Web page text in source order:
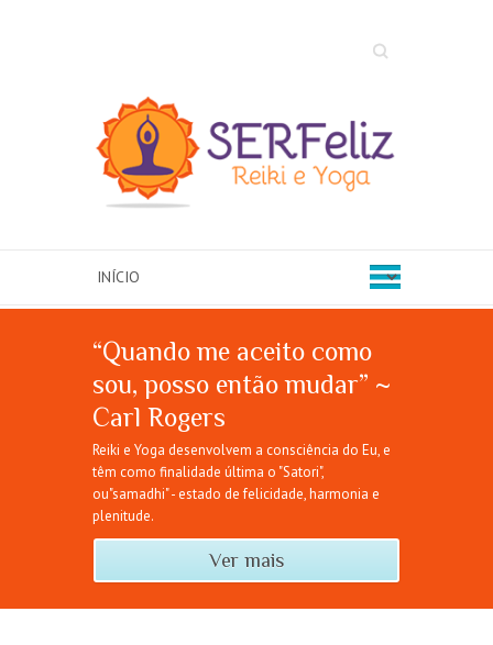
Search
“Quando me aceito como
sou, posso então mudar” ~
Carl Rogers
Reiki e Yoga desenvolvem a consciência do Eu, e
têm como finalidade última o "Satori",
ou"samadhi" - estado de felicidade, harmonia e
plenitude.
Ver mais